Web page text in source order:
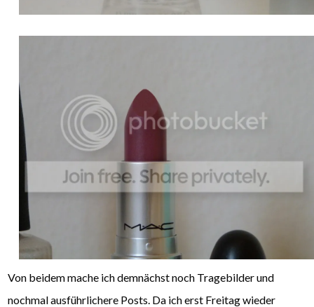
Von beidem mache ich demnächst noch Tragebilder und
nochmal ausführlichere Posts. Da ich erst Freitag wieder